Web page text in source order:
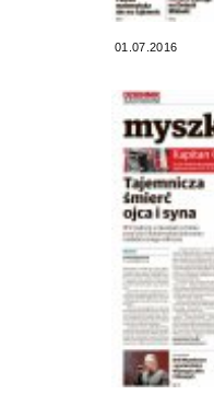
01.07.2016